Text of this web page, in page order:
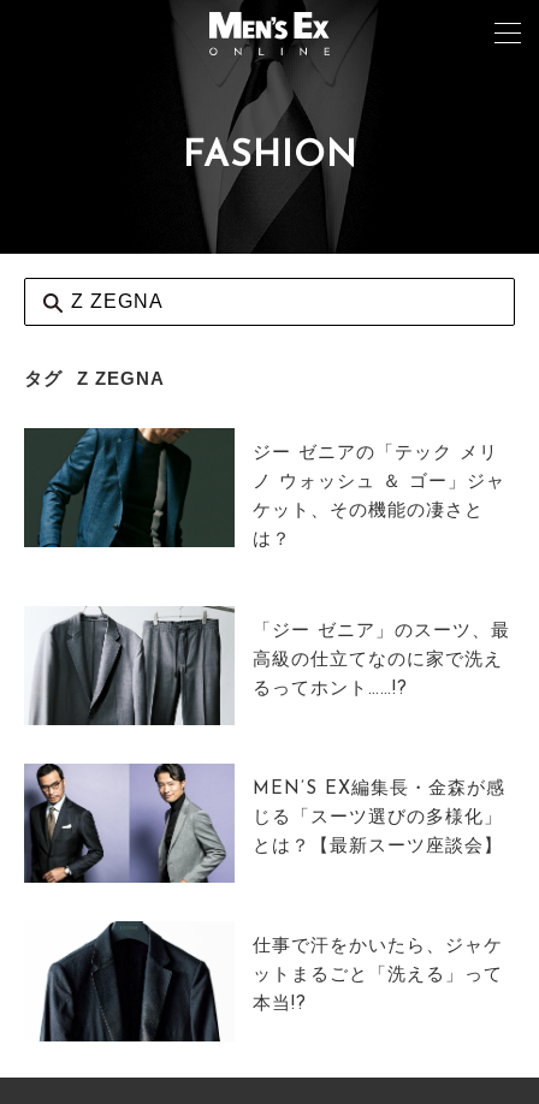
FASHION
タグ Z ZEGNA
ジー ゼニアの「テック メリ
ノ ウォッシュ ＆ ゴー」ジャ
ケット、その機能の凄さと
は？
「ジー ゼニア」のスーツ、最
高級の仕立てなのに家で洗え
るってホント……!?
MEN’S EX編集長・金森が感
じる「スーツ選びの多様化」
とは？【最新スーツ座談会】
仕事で汗をかいたら、ジャケ
ットまるごと「洗える」って
本当!?
CAR&BIKE
LIFESTYLE
COLUMN
MAGAZINE
ABOUT SITE
サイトマップ